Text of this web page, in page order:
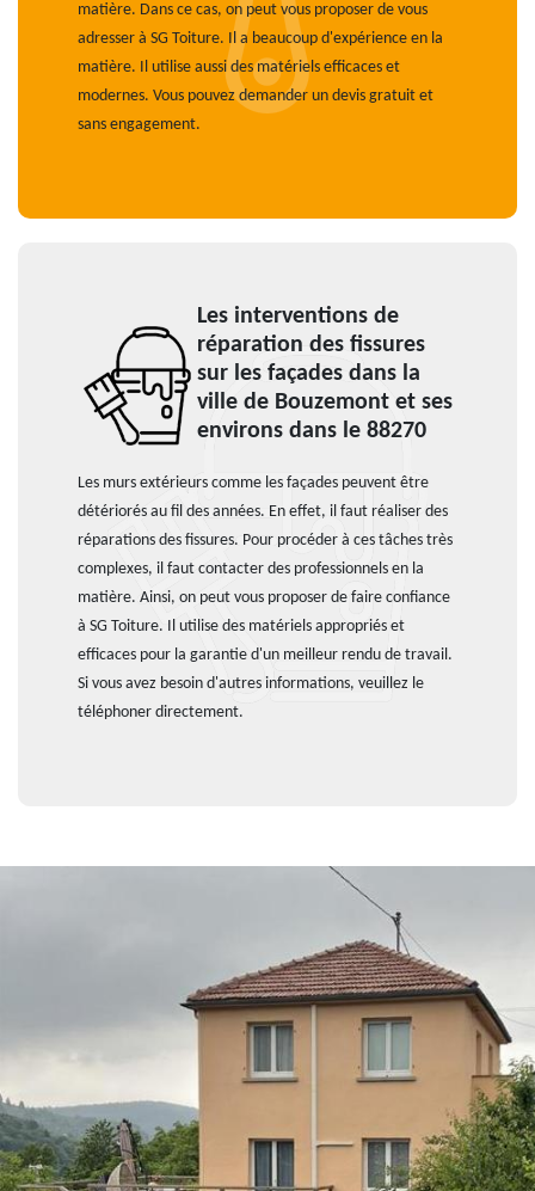
matière. Dans ce cas, on peut vous proposer de vous
adresser à SG Toiture. Il a beaucoup d'expérience en la
matière. Il utilise aussi des matériels efficaces et
modernes. Vous pouvez demander un devis gratuit et
sans engagement.
Les interventions de
réparation des fissures
sur les façades dans la
ville de Bouzemont et ses
environs dans le 88270
Les murs extérieurs comme les façades peuvent être
détériorés au fil des années. En effet, il faut réaliser des
réparations des fissures. Pour procéder à ces tâches très
complexes, il faut contacter des professionnels en la
matière. Ainsi, on peut vous proposer de faire confiance
à SG Toiture. Il utilise des matériels appropriés et
efficaces pour la garantie d'un meilleur rendu de travail.
Si vous avez besoin d'autres informations, veuillez le
téléphoner directement.